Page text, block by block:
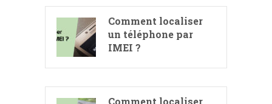
Comment localiser
un téléphone par
IMEI ?
Comment localiser